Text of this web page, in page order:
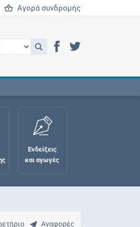
Αγορά συνδρομής
Ενδείξεις
και αγωγές
Αναφορές